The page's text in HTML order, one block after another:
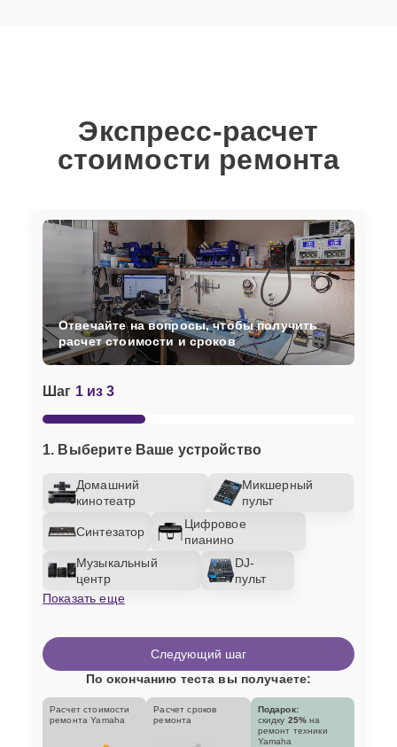
Экспресс-расчет
стоимости ремонта
Шаг 1 из 3
1. Выберите Ваше устройство
Домашний
кинотеатр
Микшерный
пульт
Синтезатор
Цифровое
пианино
Музыкальный
центр
DJ-
пульт
Показать еще
Отвечайте на вопросы, чтобы получить
расчет стоимости и сроков
Следующий шаг
По окончанию теста вы получаете:
Расчет стоимости
ремонта Yamaha
Расчет сроков
ремонта
Подарок:
скидку 25% на
ремонт техники
Yamaha